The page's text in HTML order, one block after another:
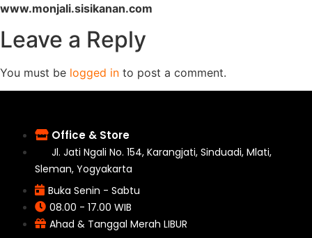
www.monjali.sisikanan.com
Leave a Reply
You must be logged in to post a comment.
Office & Store
Jl. Jati Ngali No. 154, Karangjati, Sinduadi, Mlati,
Sleman, Yogyakarta
Buka Senin - Sabtu
08.00 - 17.00 WIB
Ahad & Tanggal Merah LIBUR